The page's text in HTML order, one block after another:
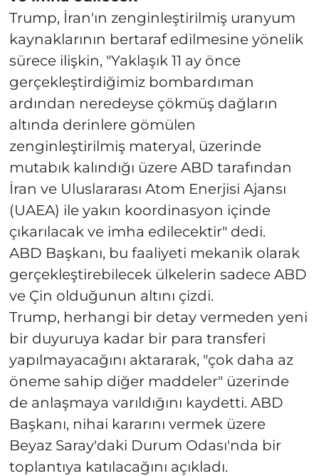
Trump, İran'ın zenginleştirilmiş uranyum
kaynaklarının bertaraf edilmesine yönelik
sürece ilişkin, "Yaklaşık 11 ay önce
gerçekleştirdiğimiz bombardıman
ardından neredeyse çökmüş dağların
altında derinlere gömülen
zenginleştirilmiş materyal, üzerinde
mutabık kalındığı üzere ABD tarafından
İran ve Uluslararası Atom Enerjisi Ajansı
(UAEA) ile yakın koordinasyon içinde
çıkarılacak ve imha edilecektir" dedi.
ABD Başkanı, bu faaliyeti mekanik olarak
gerçekleştirebilecek ülkelerin sadece ABD
ve Çin olduğunun altını çizdi.
Trump, herhangi bir detay vermeden yeni
bir duyuruya kadar bir para transferi
yapılmayacağını aktararak, "çok daha az
öneme sahip diğer maddeler" üzerinde
de anlaşmaya varıldığını kaydetti. ABD
Başkanı, nihai kararını vermek üzere
Beyaz Saray'daki Durum Odası'nda bir
toplantıya katılacağını açıkladı.